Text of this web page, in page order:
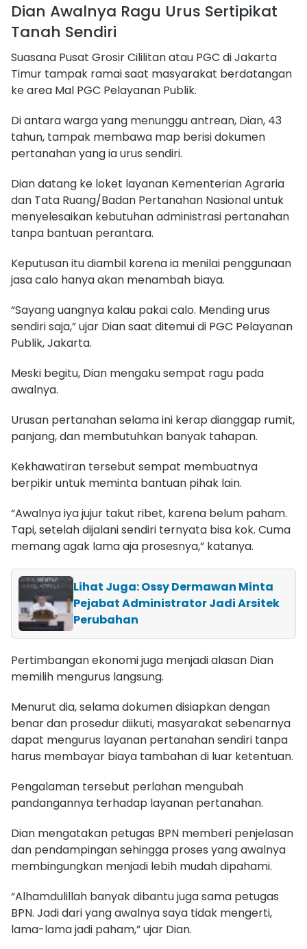
Dian Awalnya Ragu Urus Sertipikat
Tanah Sendiri
Suasana Pusat Grosir Cililitan atau PGC di Jakarta
Timur tampak ramai saat masyarakat berdatangan
ke area Mal PGC Pelayanan Publik.
Di antara warga yang menunggu antrean, Dian, 43
tahun, tampak membawa map berisi dokumen
pertanahan yang ia urus sendiri.
Dian datang ke loket layanan Kementerian Agraria
dan Tata Ruang/Badan Pertanahan Nasional untuk
menyelesaikan kebutuhan administrasi pertanahan
tanpa bantuan perantara.
Keputusan itu diambil karena ia menilai penggunaan
jasa calo hanya akan menambah biaya.
“Sayang uangnya kalau pakai calo. Mending urus
sendiri saja,” ujar Dian saat ditemui di PGC Pelayanan
Publik, Jakarta.
Meski begitu, Dian mengaku sempat ragu pada
awalnya.
Urusan pertanahan selama ini kerap dianggap rumit,
panjang, dan membutuhkan banyak tahapan.
Kekhawatiran tersebut sempat membuatnya
berpikir untuk meminta bantuan pihak lain.
“Awalnya iya jujur takut ribet, karena belum paham.
Tapi, setelah dijalani sendiri ternyata bisa kok. Cuma
memang agak lama aja prosesnya,” katanya.
Lihat Juga: Ossy Dermawan Minta
Pejabat Administrator Jadi Arsitek
Perubahan
Pertimbangan ekonomi juga menjadi alasan Dian
memilih mengurus langsung.
Menurut dia, selama dokumen disiapkan dengan
benar dan prosedur diikuti, masyarakat sebenarnya
dapat mengurus layanan pertanahan sendiri tanpa
harus membayar biaya tambahan di luar ketentuan.
Pengalaman tersebut perlahan mengubah
pandangannya terhadap layanan pertanahan.
Dian mengatakan petugas BPN memberi penjelasan
dan pendampingan sehingga proses yang awalnya
membingungkan menjadi lebih mudah dipahami.
“Alhamdulillah banyak dibantu juga sama petugas
BPN. Jadi dari yang awalnya saya tidak mengerti,
lama-lama jadi paham,” ujar Dian.